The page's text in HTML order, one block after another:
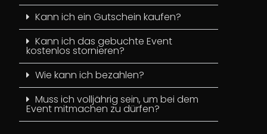
Kann ich ein Gutschein kaufen?
Kann ich das gebuchte Event
kostenlos stornieren?
Wie kann ich bezahlen?
Muss ich volljährig sein, um bei dem
Event mitmachen zu dürfen?